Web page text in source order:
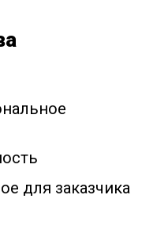
для заказчика